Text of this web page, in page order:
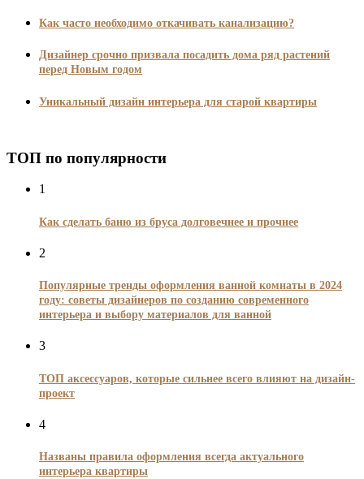
Как часто необходимо откачивать канализацию?
Дизайнер срочно призвала посадить дома ряд растений
перед Новым годом
Уникальный дизайн интерьера для старой квартиры
ТОП по популярности
1
Как сделать баню из бруса долговечнее и прочнее
2
Популярные тренды оформления ванной комнаты в 2024
году: советы дизайнеров по созданию современного
интерьера и выбору материалов для ванной
3
ТОП аксессуаров, которые сильнее всего влияют на дизайн-
проект
4
Названы правила оформления всегда актуального
интерьера квартиры